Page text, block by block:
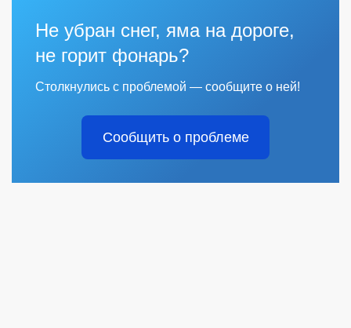
Не убран снег, яма на дороге,
не горит фонарь?
Столкнулись с проблемой — сообщите о ней!
Сообщить о проблеме